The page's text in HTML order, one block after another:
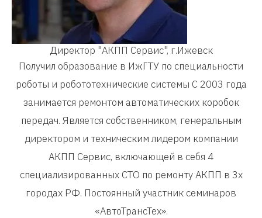
Директор "АКПП Сервис", г.Ижевск
Получил образование в ИжГТУ по специальности
роботы и робототехнические системы С 2003 года
занимается ремонтом автоматических коробок
передач. Является собственником, генеральным
директором и техническим лидером компании
АКПП Сервис, включающей в себя 4
специализированных СТО по ремонту АКПП в 3х
городах РФ. Постоянный участник семинаров
«АвтоТрансТех».